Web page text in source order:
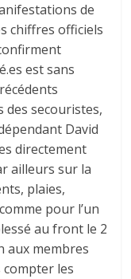
de
chiffres officiels
est sans
des secouristes,
David
directement
ailleurs sur la
plaies,
pour l’un
au front le 2
aux membres
les